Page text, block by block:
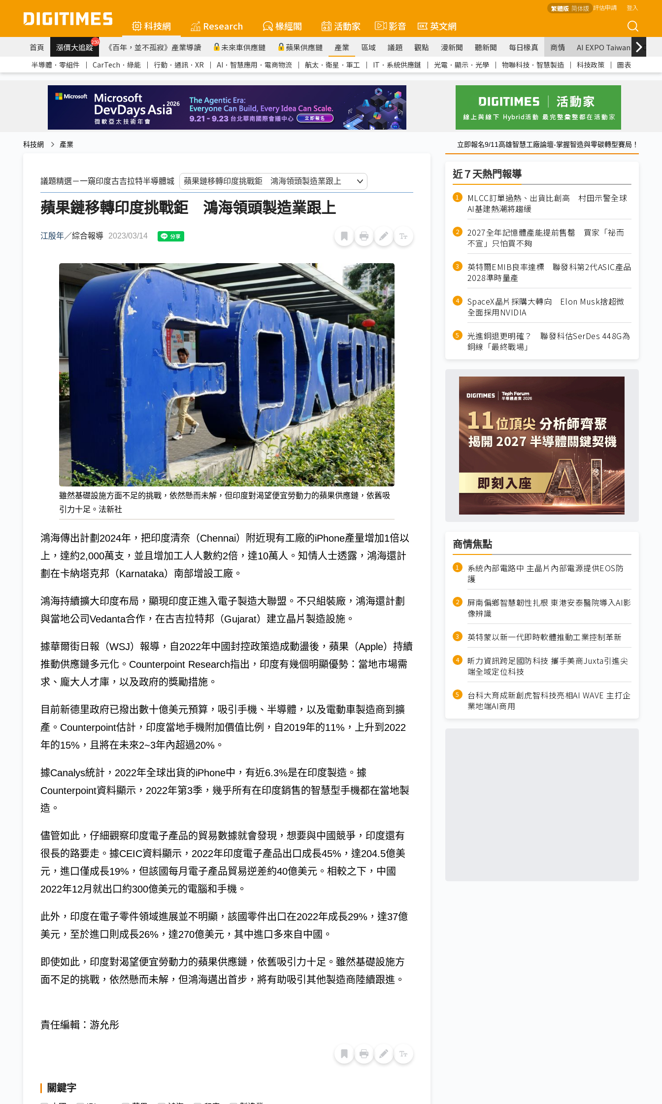
繁體版 简体版 評估申請 登入
科技網 Research 椽經閣 活動家 影音 英文網
首頁 漲價大追蹤259 《百年，並不孤寂》產業導讀 未來車供應鏈 蘋果供應鏈 產業 區域 議題 觀點 漫新聞 聽新聞 每日椽真 商情 AI EXPO Taiwan
半導體．零組件 ｜ CarTech．綠能 ｜ 行動．通訊．XR ｜ AI．智慧應用．電商物流 ｜ 航太．衛星．軍工 ｜ IT．系統供應鏈 ｜ 光電．顯示．光學 ｜ 物聯科技．智慧製造 ｜ 科技政策 ｜ 圖表
科技網 產業 立即報名9/11高雄智慧工廠論壇-掌握智造與零碳轉型賽局！
議題精選－一窺印度古吉拉特半導體城
蘋果鏈移轉印度挑戰鉅 鴻海領頭製造業跟上
江殷年／綜合報導 2023/03/14
雖然基礎設施方面不足的挑戰，依然懸而未解，但印度對渴望便宜勞動力的蘋果供應鏈，依舊吸
引力十足。法新社
鴻海傳出計劃2024年，把印度清奈（Chennai）附近現有工廠的iPhone產量增加1倍以
上，達約2,000萬支，並且增加工人人數約2倍，達10萬人。知情人士透露，鴻海還計
劃在卡納塔克邦（Karnataka）南部增設工廠。
鴻海持續擴大印度布局，顯現印度正進入電子製造大聯盟。不只組裝廠，鴻海還計劃
與當地公司Vedanta合作，在古吉拉特邦（Gujarat）建立晶片製造設施。
據華爾街日報（WSJ）報導，自2022年中國封控政策造成動盪後，蘋果（Apple）持續
推動供應鏈多元化。Counterpoint Research指出，印度有幾個明顯優勢：當地市場需
求、龐大人才庫，以及政府的獎勵措施。
目前新德里政府已撥出數十億美元預算，吸引手機、半導體，以及電動車製造商到擴
產。Counterpoint估計，印度當地手機附加價值比例，自2019年的11%，上升到2022
年的15%，且將在未來2~3年內超過20%。
據Canalys統計，2022年全球出貨的iPhone中，有近6.3%是在印度製造。據
Counterpoint資料顯示，2022年第3季，幾乎所有在印度銷售的智慧型手機都在當地製
造。
儘管如此，仔細觀察印度電子產品的貿易數據就會發現，想要與中國競爭，印度還有
很長的路要走。據CEIC資料顯示，2022年印度電子產品出口成長45%，達204.5億美
元，進口僅成長19%，但該國每月電子產品貿易逆差約40億美元。相較之下，中國
2022年12月就出口約300億美元的電腦和手機。
此外，印度在電子零件領域進展並不明顯，該國零件出口在2022年成長29%，達37億
美元，至於進口則成長26%，達270億美元，其中進口多來自中國。
即使如此，印度對渴望便宜勞動力的蘋果供應鏈，依舊吸引力十足。雖然基礎設施方
面不足的挑戰，依然懸而未解，但鴻海邁出首步，將有助吸引其他製造商陸續跟進。
責任編輯：游允彤
關鍵字
近７天熱門報導
MLCC訂單過熱、出貨比創高 村田示警全球
AI基建熱潮將趨緩
2027全年記憶體產能提前售罄 買家「祕而
不宣」只怕買不夠
英特爾EMIB良率達標 聯發科第2代ASIC產品
2028準時量產
SpaceX晶片採購大轉向 Elon Musk捨超微
全面採用NVIDIA
光進銅退更明確？ 聯發科估SerDes 448G為
銅線「最終戰場」
商情焦點
系統內部電路中 主晶片內部電源提供EOS防
護
屏南偏鄉智慧韌性扎根 東港安泰醫院導入AI影
像辨識
英特蒙以新一代即時軟體推動工業控制革新
昕力資訊跨足國防科技 攜手美商Juxta引進尖
端全域定位科技
台科大育成新創虎智科技亮相AI WAVE 主打企
業地端AI商用